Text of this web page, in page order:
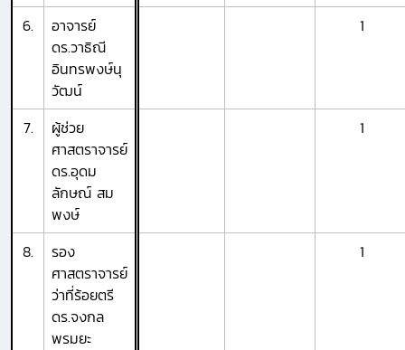
6.
อาจารย์
ดร.วาธิณี
อินทรพงษ์นุ
วัฒน์
1
7.
ผู้ช่วย
ศาสตราจารย์
ดร.อุดม
ลักษณ์ สม
พงษ์
1
8.
รอง
ศาสตราจารย์
ว่าที่ร้อยตรี
ดร.จงกล
พรมยะ
1